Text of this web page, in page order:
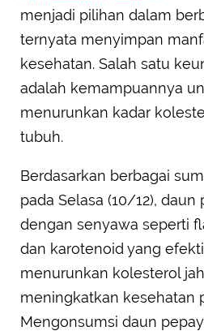
menjadi pilihan dalam
ternyata menyimpan
kesehatan. Salah satu
adalah kemampuannya
menurunkan kadar
tubuh.
Berdasarkan berbagai
pada Selasa (10/12), daun
dengan senyawa seperti
dan karotenoid yang
menurunkan kolesterol
meningkatkan kesehatan
Mengonsumsi daun